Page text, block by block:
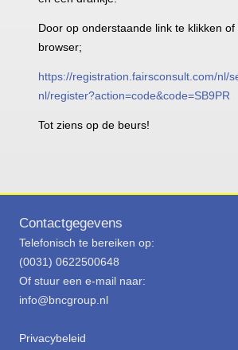
Door op onderstaande link te klikken
browser;
https://registration.fairsconsult.com/nl/
nl/register?action=code&code=SB9PR
Tot ziens op de beurs!
Contactgegevens
Telefonisch te bereiken op:
(0031) 0622500648
Of stuur een e-mail naar:
info@bncgroup.nl
Privacybeleid